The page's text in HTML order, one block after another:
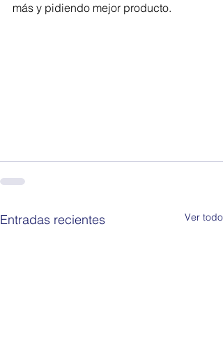
más y pidiendo mejor producto.
Entradas recientes Ver todo